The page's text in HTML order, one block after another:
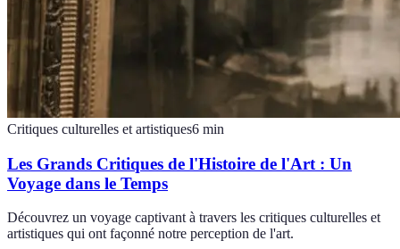
Critiques culturelles et artistiques6 min
Les Grands Critiques de l'Histoire de l'Art : Un
Voyage dans le Temps
Découvrez un voyage captivant à travers les critiques culturelles et
artistiques qui ont façonné notre perception de l'art.